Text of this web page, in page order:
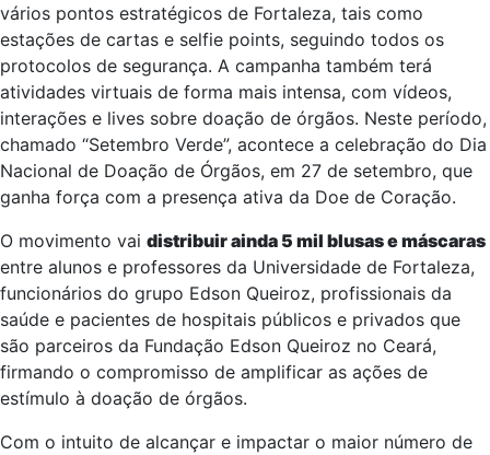
vários pontos estratégicos de Fortaleza, tais como
estações de cartas e selfie points, seguindo todos os
protocolos de segurança. A campanha também terá
atividades virtuais de forma mais intensa, com vídeos,
interações e lives sobre doação de órgãos. Neste período,
chamado “Setembro Verde”, acontece a celebração do Dia
Nacional de Doação de Órgãos, em 27 de setembro, que
ganha força com a presença ativa da Doe de Coração.
O movimento vai distribuir ainda 5 mil blusas e máscaras
entre alunos e professores da Universidade de Fortaleza,
funcionários do grupo Edson Queiroz, profissionais da
saúde e pacientes de hospitais públicos e privados que
são parceiros da Fundação Edson Queiroz no Ceará,
firmando o compromisso de amplificar as ações de
estímulo à doação de órgãos.
Com o intuito de alcançar e impactar o maior número de